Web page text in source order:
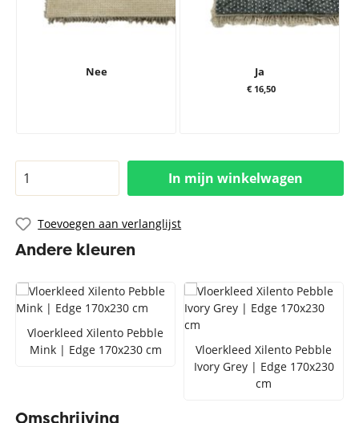
Nee Ja
€ 16,50
In mijn winkelwagen
Toevoegen aan verlanglijst
Andere kleuren
Vloerkleed Xilento Pebble
Mink | Edge 170x230 cm
Vloerkleed Xilento Pebble
Ivory Grey | Edge 170x230
cm
Omschrijving